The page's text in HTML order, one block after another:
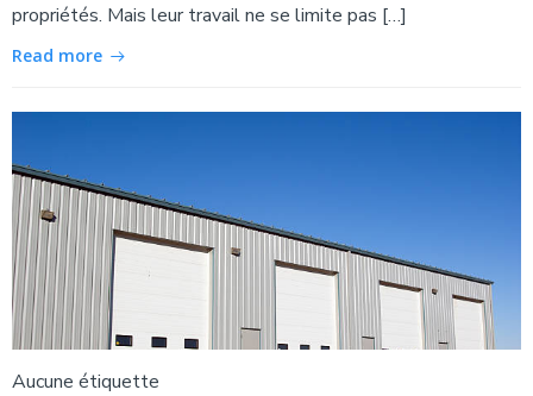
propriétés. Mais leur travail ne se limite pas […]
Read more
Aucune étiquette